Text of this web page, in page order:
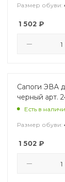
Размер обуви:
1 502 ₽
Сапоги ЭВА
черный арт.
Есть в
Размер обуви:
1 502 ₽